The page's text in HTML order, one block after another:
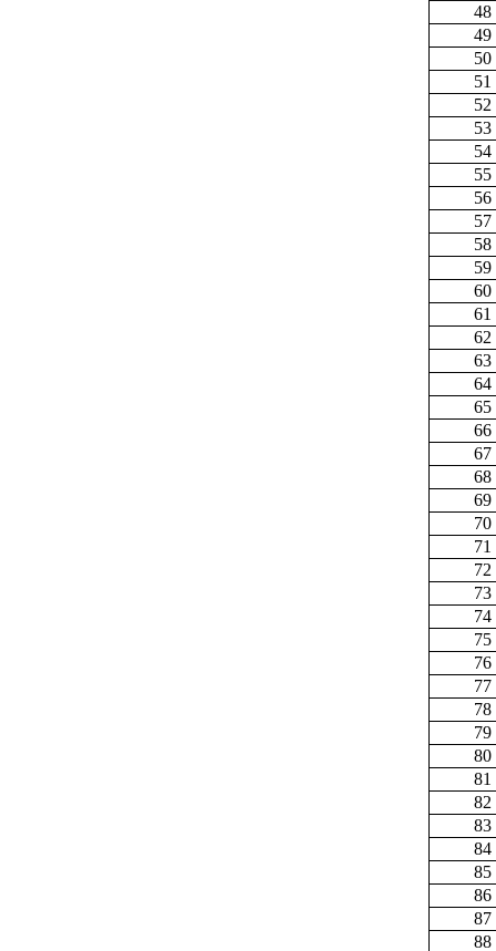
48
49
50
51
52
53
54
55
56
57
58
59
60
61
62
63
64
65
66
67
68
69
70
71
72
73
74
75
76
77
78
79
80
81
82
83
84
85
86
87
88